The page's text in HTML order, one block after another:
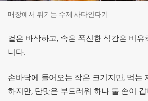
매장에서 튀기는 수제 사타안다기
겉은 바삭하고, 속은 폭신한 식감은 비유
니다.
손바닥에 들어오는 작은 크기지만, 먹는
하지만, 단맛은 부드러워 하나 둘 손이 갑